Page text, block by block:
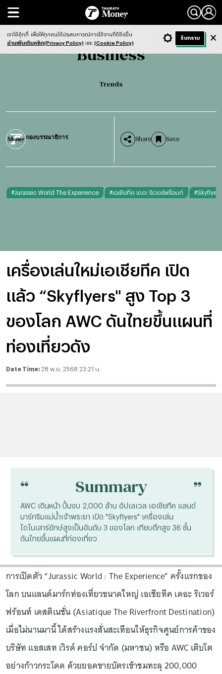
Search
Business Trends
Business
Trends
กองบรรณาธิการ Share Save
#Jurassic World The Experience #เอเชียทีค เดอะ ริเวอร์ฟร้อนท์ #Skyflyers
เครื่องเล่นใหม่เอเชียทีค เปิด
แล้ว “Skyflyers" สูง Top 3
ของโลก AWC ดันไทยขึ้นแผนที่
ท่องเที่ยวดัง
Date Time: 28 พ.ย. 2568 23:21 น.
- ก + ก Dark ฟังข่าว
“ Summary “
AWC เดินหน้า ปั้นงบ 2,000 ล้าน อัปเลเวล เอเชียทีค แลนด์
มาร์กริมแม่น้ำเจ้าพระยา เปิด "Skyflyers" เครื่องเล่น
ไดโนเสาร์ยักษ์สูงเป็นอันดับ 3 ของโลก เทียบตึกสูง 36 ชั้น
ดันไทยขึ้นแผนที่ท่องเที่ยว
การเปิดตัว “Jurassic World : The Experience” ครั้งแรกของ
โลก บนแลนด์มาร์กท่องเที่ยวขนาดใหญ่ เอเชียทีค เดอะ ริเวอร์
ฟร้อนท์ เดสติเนชั่น (Asiatique The Riverfront Destination)
เมื่อไม่นานมานี้ ได้สร้างแรงสั่นสะเทือนให้ธุรกิจศูนย์การค้าของ
บริษัท แอสเสท เวิรด์ คอร์ป จำกัด (มหาชน) หรือ AWC เติบโต
อย่างก้าวกระโดด ด้วยยอดขายบัตรเข้าชมทะลุ 200,000
เราใช้คุ้กกี้ เพื่อให้ทุกคนได้ประสบการณ์การใช้งานที่ดียิ่งขึ้น
อ่านเพิ่มเติมคลิก(Privacy Policy) และ (Cookie Policy)
รับทราบ